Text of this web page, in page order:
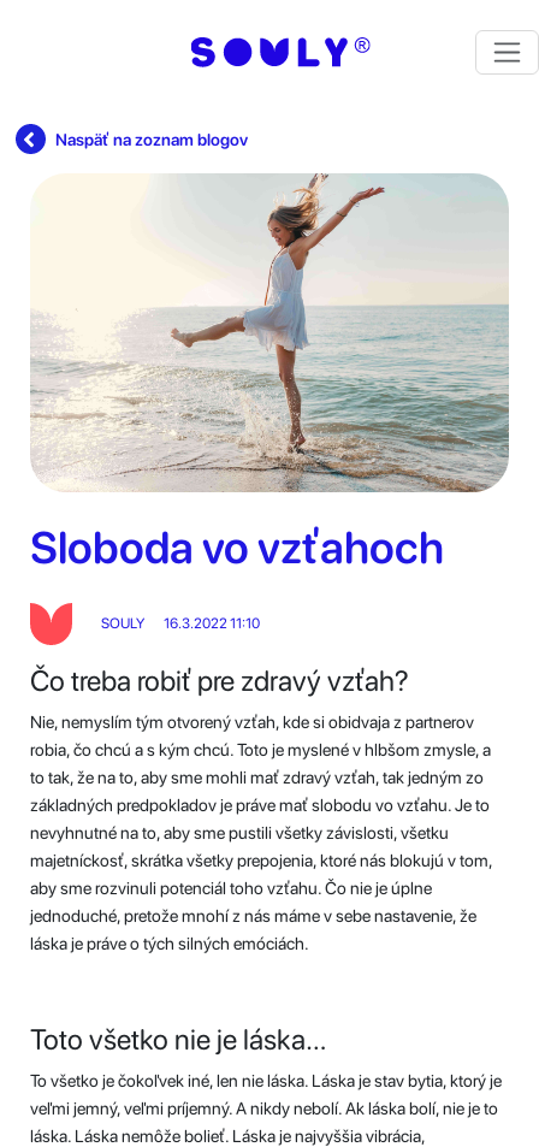
Naspäť na zoznam blogov
Sloboda vo vzťahoch
SOULY 16.3.2022 11:10
Čo treba robiť pre zdravý vzťah?
Nie, nemyslím tým otvorený vzťah, kde si obidvaja z partnerov
robia, čo chcú a s kým chcú. Toto je myslené v hlbšom zmysle, a
to tak, že na to, aby sme mohli mať zdravý vzťah, tak jedným zo
základných predpokladov je práve mať slobodu vo vzťahu. Je to
nevyhnutné na to, aby sme pustili všetky závislosti, všetku
majetníckosť, skrátka všetky prepojenia, ktoré nás blokujú v tom,
aby sme rozvinuli potenciál toho vzťahu. Čo nie je úplne
jednoduché, pretože mnohí z nás máme v sebe nastavenie, že
láska je práve o tých silných emóciách.
Toto všetko nie je láska…
To všetko je čokoľvek iné, len nie láska. Láska je stav bytia, ktorý je
veľmi jemný, veľmi príjemný. A nikdy nebolí. Ak láska bolí, nie je to
láska. Láska nemôže bolieť. Láska je najvyššia vibrácia,